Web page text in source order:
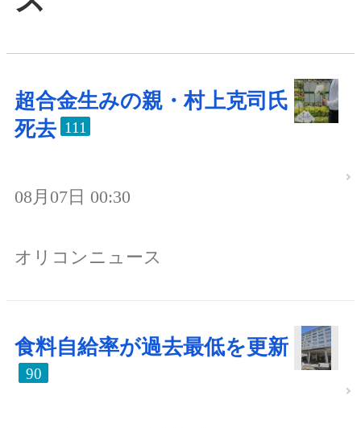
超合金生みの親・村上克司氏
死去 111
08月07日 00:30
オリコンニュース
食料自給率が過去最低を更新
90